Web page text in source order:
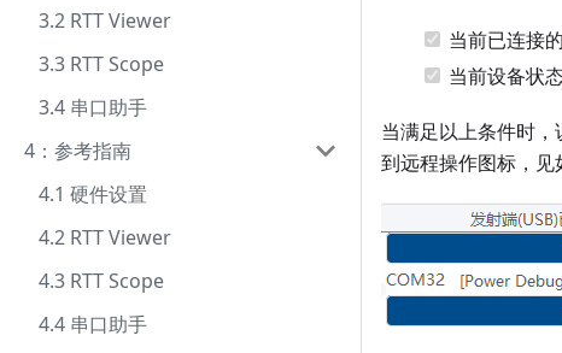
3.2 RTT Viewer
3.3 RTT Scope
3.4 串口助手
4：参考指南
4.1 硬件设置
4.2 RTT Viewer
4.3 RTT Scope
4.4 串口助手
当前已连接
当前设备状
当满足以上条件时
到远程操作图标，见